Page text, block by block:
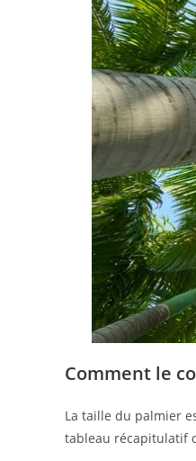
Comment le
La taille du palmier
tableau récapitulatif